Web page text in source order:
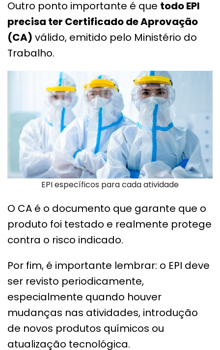
Outro ponto importante é que todo EPI
precisa ter Certificado de Aprovação
(CA) válido, emitido pelo Ministério do
Trabalho.
EPI específicos para cada atividade
O CA é o documento que garante que o
produto foi testado e realmente protege
contra o risco indicado.
Por fim, é importante lembrar: o EPI deve
ser revisto periodicamente,
especialmente quando houver
mudanças nas atividades, introdução
de novos produtos químicos ou
atualização tecnológica.